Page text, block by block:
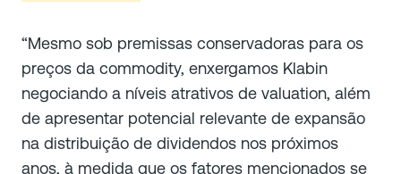
“Mesmo sob premissas conservadoras para os
preços da commodity, enxergamos Klabin
negociando a níveis atrativos de valuation, além
de apresentar potencial relevante de expansão
na distribuição de dividendos nos próximos
anos, à medida que os fatores mencionados se